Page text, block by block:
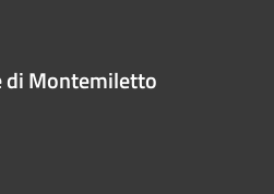
di Montemiletto